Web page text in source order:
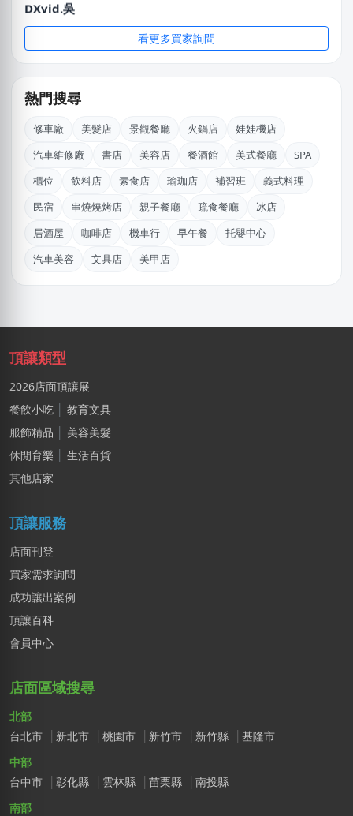
新北市｜預算 10萬~30萬元
謝X生
丘X华
阿X
江X珮
新北市｜預算 50萬~100萬元
廖X臻
新北市｜預算 30萬~50萬元
DXvid.吳
新北市｜預算 10萬~30萬元
王X姐
新竹市｜預算 50萬~100萬元
看更多買家詢問
熱門搜尋
修車廠 美髮店 景觀餐廳 火鍋店
娃娃機店
汽車維修廠
書店 美容店 餐酒館 美式餐廳
SPA
櫃位
飲料店 素食店 瑜珈店 補習班
義式料理
民宿
串燒燒烤店 親子餐廳 疏食餐廳
冰店
居酒屋
咖啡店 機車行 早午餐
托嬰中心
汽車美容
文具店 美甲店
頂讓類型
2026店面頂讓展
餐飲小吃
教育文具
服飾精品
美容美髮
休閒育樂
生活百貨
其他店家
頂讓服務
店面刊登
買家需求詢問
成功讓出案例
頂讓百科
會員中心
店面區域搜尋
北部
台北市
新北市 桃園市 新竹市 新竹縣
基隆市
中部
台中市
彰化縣 雲林縣 苗栗縣
南投縣
南部